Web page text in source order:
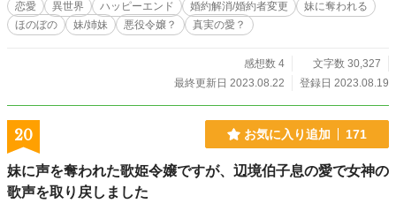
恋愛 異世界 ハッピーエンド 婚約解消/婚約者変更
妹に奪われる
ほのぼの
妹/姉妹 悪役令嬢？ 真実の愛？
感想数 4
文字数 30,327
最終更新日 2023.08.22
登録日 2023.08.19
20 お気に入り追加 171
妹に声を奪われた歌姫令嬢ですが、辺境伯子息の愛で女神の
歌声を取り戻しました